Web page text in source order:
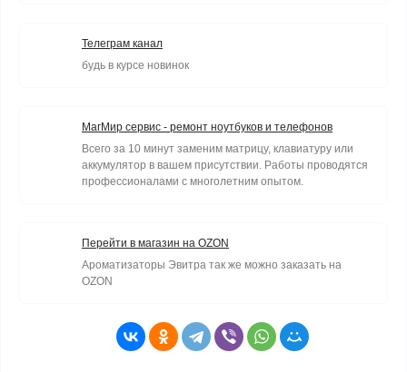
Телеграм канал
будь в курсе новинок
МагМир сервис - ремонт ноутбуков и телефонов
Всего за 10 минут заменим матрицу, клавиатуру или
аккумулятор в вашем присутствии. Работы проводятся
профессионалами с многолетним опытом.
Перейти в магазин на OZON
Ароматизаторы Эвитра так же можно заказать на
OZON